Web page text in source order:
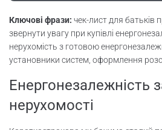
Ключові фрази: чек-лист для батьків
звернути увагу при купівлі
нерухомість з готовою
установники систем, оформлення
Енергонезалежність
нерухомості